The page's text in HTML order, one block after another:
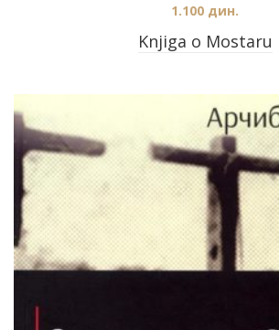
Knjiga o Mostaru
1.100 дин.